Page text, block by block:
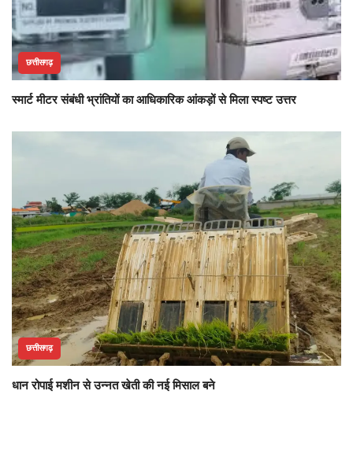
छत्तीसगढ़
स्मार्ट मीटर संबंधी भ्रांतियों का आधिकारिक आंकड़ों से मिला स्पष्ट उत्तर
छत्तीसगढ़
धान रोपाई मशीन से उन्नत खेती की नई मिसाल बने